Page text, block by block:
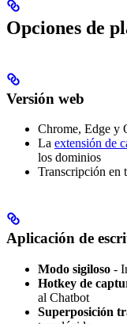
Opciones de
Versión web
Chrome, Edge y
La extensión de
los dominios
Transcripción en
Aplicación de
Modo sigiloso -
Hotkey de
al Chatbot
Superposición